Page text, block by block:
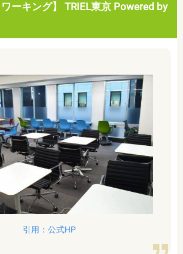
ワーキング】 TRIEL東京 Powered by
引用：公式HP